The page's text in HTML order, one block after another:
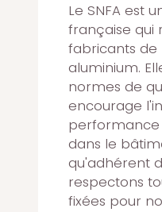
Le SNFA est
française qui
fabricants de
aluminium.
normes de
encourage
dans le
qu'adhérent
respectons
fixées pour